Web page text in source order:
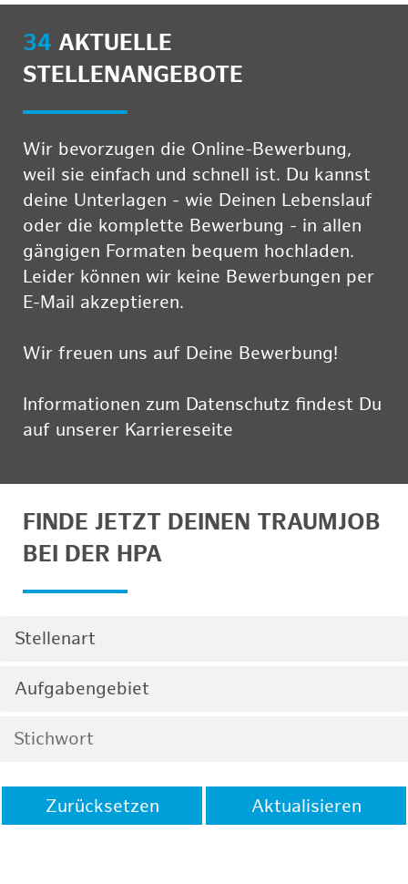
34 AKTUELLE
STELLENANGEBOTE
Wir bevorzugen die Online-Bewerbung,
weil sie einfach und schnell ist. Du kannst
deine Unterlagen - wie Deinen Lebenslauf
oder die komplette Bewerbung - in allen
gängigen Formaten bequem hochladen.
Leider können wir keine Bewerbungen per
E-Mail akzeptieren.
Wir freuen uns auf Deine Bewerbung!
Informationen zum Datenschutz findest Du
auf unserer Karriereseite
FINDE JETZT DEINEN TRAUMJOB
BEI DER HPA
Stellenart
Aufgabengebiet
Zurücksetzen Aktualisieren